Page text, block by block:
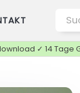
✓ 14